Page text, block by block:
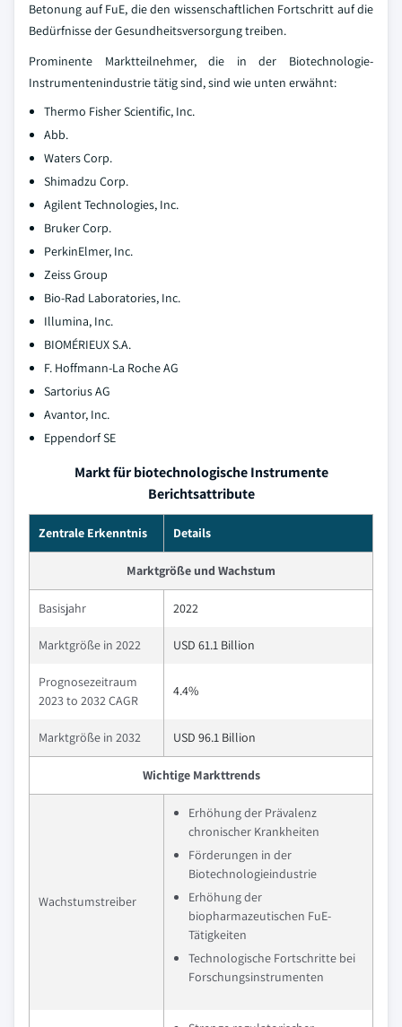
Betonung auf FuE, die den wissenschaftlichen Fortschritt auf die
Bedürfnisse der Gesundheitsversorgung treiben.
Prominente Marktteilnehmer, die in der Biotechnologie-
Instrumentenindustrie tätig sind, sind wie unten erwähnt:
Thermo Fisher Scientific, Inc.
Abb.
Waters Corp.
Shimadzu Corp.
Agilent Technologies, Inc.
Bruker Corp.
PerkinElmer, Inc.
Zeiss Group
Bio-Rad Laboratories, Inc.
Illumina, Inc.
BIOMÉRIEUX S.A.
F. Hoffmann-La Roche AG
Sartorius AG
Avantor, Inc.
Eppendorf SE
Markt für biotechnologische Instrumente
Berichtsattribute
Zentrale Erkenntnis Details
Marktgröße und Wachstum
Basisjahr 2022
Marktgröße in 2022 USD 61.1 Billion
Prognosezeitraum
2023 to 2032 CAGR
4.4%
Marktgröße in 2032 USD 96.1 Billion
Wichtige Markttrends
Wachstumstreiber
Erhöhung der Prävalenz
chronischer Krankheiten
Förderungen in der
Biotechnologieindustrie
Erhöhung der
biopharmazeutischen FuE-
Tätigkeiten
Technologische Fortschritte bei
Forschungsinstrumenten